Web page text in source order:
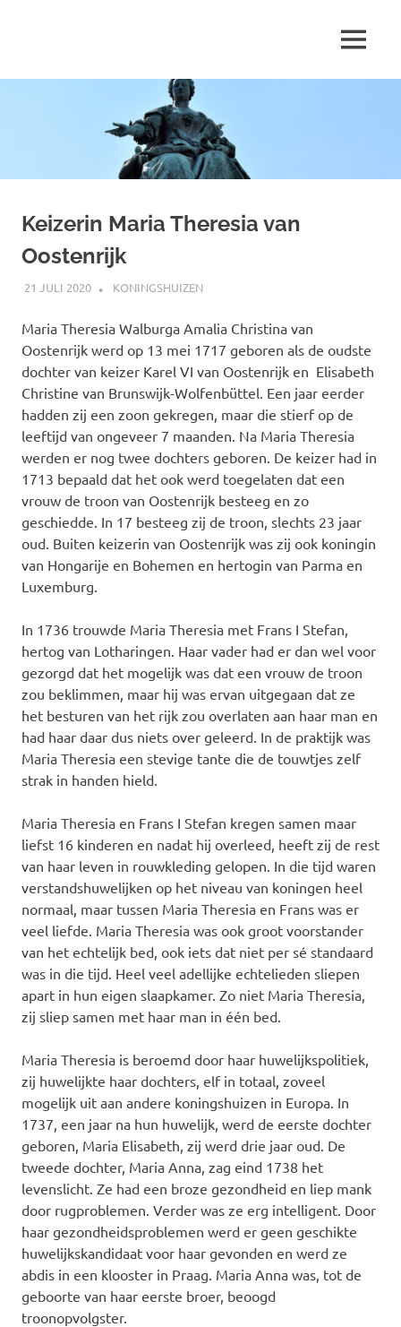
inhoud
…
MENU
Keizerin Maria Theresia van
Oostenrijk
21 JULI 2020 MARJOLEIN
KONINGSHUIZEN
Maria Theresia Walburga Amalia Christina van
Oostenrijk werd op 13 mei 1717 geboren als de oudste
dochter van keizer Karel VI van Oostenrijk en Elisabeth
Christine van Brunswijk-Wolfenbüttel. Een jaar eerder
hadden zij een zoon gekregen, maar die stierf op de
leeftijd van ongeveer 7 maanden. Na Maria Theresia
werden er nog twee dochters geboren. De keizer had in
1713 bepaald dat het ook werd toegelaten dat een
vrouw de troon van Oostenrijk besteeg en zo
geschiedde. In 17 besteeg zij de troon, slechts 23 jaar
oud. Buiten keizerin van Oostenrijk was zij ook koningin
van Hongarije en Bohemen en hertogin van Parma en
Luxemburg.
In 1736 trouwde Maria Theresia met Frans I Stefan,
hertog van Lotharingen. Haar vader had er dan wel voor
gezorgd dat het mogelijk was dat een vrouw de troon
zou beklimmen, maar hij was ervan uitgegaan dat ze
het besturen van het rijk zou overlaten aan haar man en
had haar daar dus niets over geleerd. In de praktijk was
Maria Theresia een stevige tante die de touwtjes zelf
strak in handen hield.
Maria Theresia en Frans I Stefan kregen samen maar
liefst 16 kinderen en nadat hij overleed, heeft zij de rest
van haar leven in rouwkleding gelopen. In die tijd waren
verstandshuwelijken op het niveau van koningen heel
normaal, maar tussen Maria Theresia en Frans was er
veel liefde. Maria Theresia was ook groot voorstander
van het echtelijk bed, ook iets dat niet per sé standaard
was in die tijd. Heel veel adellijke echtelieden sliepen
apart in hun eigen slaapkamer. Zo niet Maria Theresia,
zij sliep samen met haar man in één bed.
Maria Theresia is beroemd door haar huwelijkspolitiek,
zij huwelijkte haar dochters, elf in totaal, zoveel
mogelijk uit aan andere koningshuizen in Europa. In
1737, een jaar na hun huwelijk, werd de eerste dochter
geboren, Maria Elisabeth, zij werd drie jaar oud. De
tweede dochter, Maria Anna, zag eind 1738 het
levenslicht. Ze had een broze gezondheid en liep mank
door rugproblemen. Verder was ze erg intelligent. Door
haar gezondheidsproblemen werd er geen geschikte
huwelijkskandidaat voor haar gevonden en werd ze
abdis in een klooster in Praag. Maria Anna was, tot de
geboorte van haar eerste broer, beoogd
troonopvolgster.